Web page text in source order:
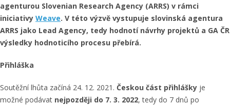
agenturou Slovenian Research Agency (ARRS) v rámci
iniciativy Weave. V této výzvě vystupuje slovinská agentura
ARRS jako Lead Agency, tedy hodnotí návrhy projektů a GA ČR
výsledky hodnoticího procesu přebírá.
Přihláška
Soutěžní lhůta začíná 24. 12. 2021. Českou část přihlášky je
možné podávat nejpozději do 7. 3. 2022, tedy do 7 dnů po